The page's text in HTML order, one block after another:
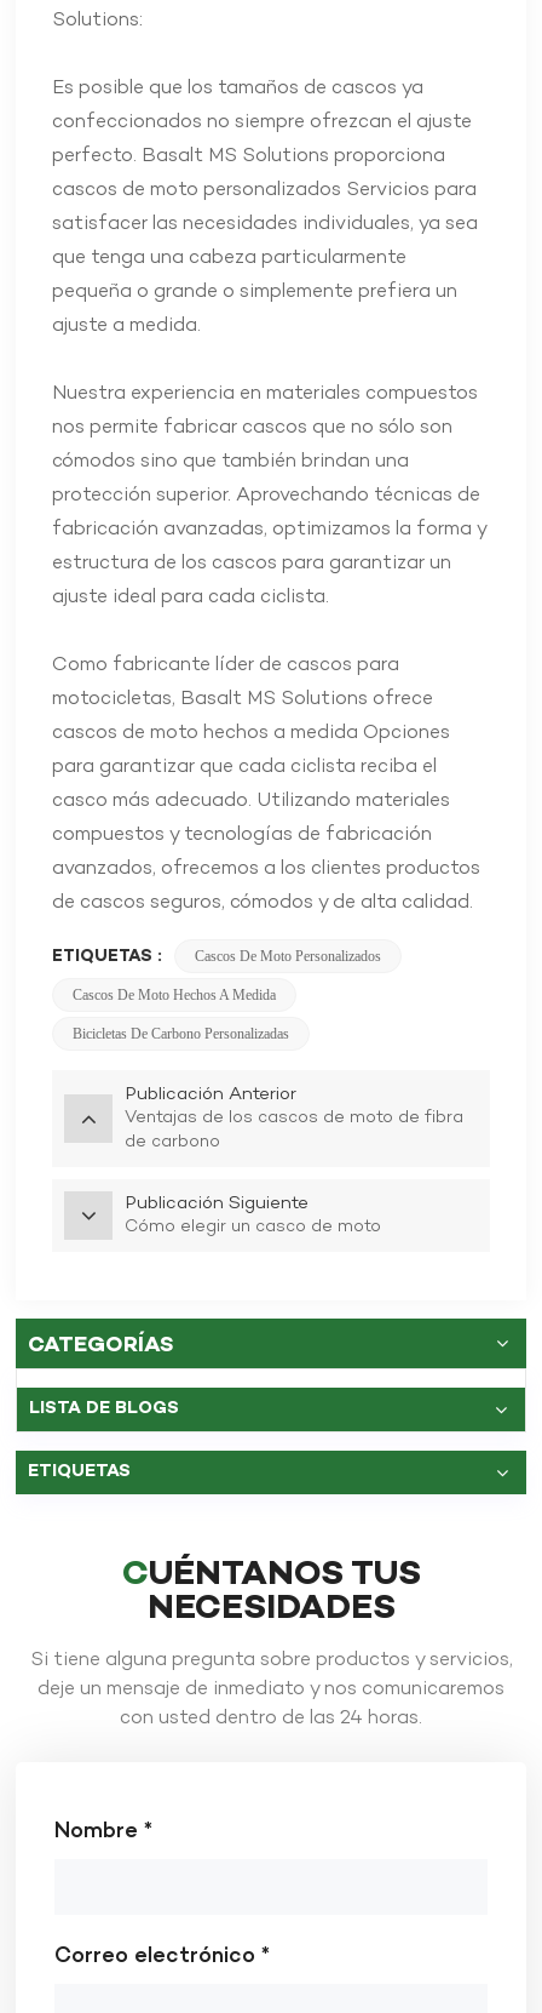
Solutions:
Es posible que los tamaños de cascos ya
confeccionados no siempre ofrezcan el ajuste
perfecto. Basalt MS Solutions proporciona
cascos de moto personalizados Servicios para
satisfacer las necesidades individuales, ya sea
que tenga una cabeza particularmente
pequeña o grande o simplemente prefiera un
ajuste a medida.
Nuestra experiencia en materiales compuestos
nos permite fabricar cascos que no sólo son
cómodos sino que también brindan una
protección superior. Aprovechando técnicas de
fabricación avanzadas, optimizamos la forma y
estructura de los cascos para garantizar un
ajuste ideal para cada ciclista.
Como fabricante líder de cascos para
motocicletas, Basalt MS Solutions ofrece
cascos de moto hechos a medida Opciones
para garantizar que cada ciclista reciba el
casco más adecuado. Utilizando materiales
compuestos y tecnologías de fabricación
avanzados, ofrecemos a los clientes productos
de cascos seguros, cómodos y de alta calidad.
ETIQUETAS : Cascos De Moto Personalizados
Cascos De Moto Hechos A Medida
Bicicletas De Carbono Personalizadas
Publicación Anterior
Ventajas de los cascos de moto de fibra
de carbono
Publicación Siguiente
Cómo elegir un casco de moto
CATEGORÍAS
LISTA DE BLOGS
ETIQUETAS
CUÉNTANOS TUS
NECESIDADES
Si tiene alguna pregunta sobre productos y servicios,
deje un mensaje de inmediato y nos comunicaremos
con usted dentro de las 24 horas.
Nombre *
Correo electrónico *